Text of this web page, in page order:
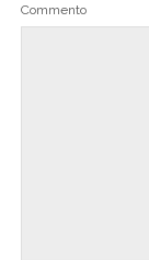
Commento